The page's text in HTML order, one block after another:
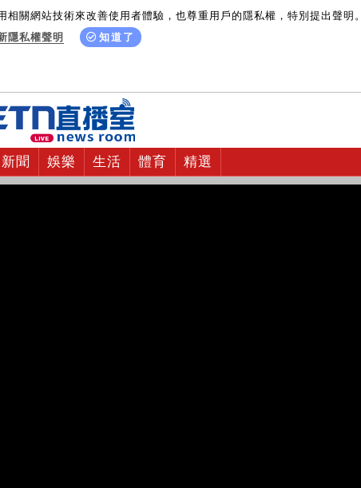
關網站技術來改善使用者體驗，也尊重用戶的隱私權，特別提出聲明。
隱私權聲明
知道了
新聞 娛樂 生活 體育 精選